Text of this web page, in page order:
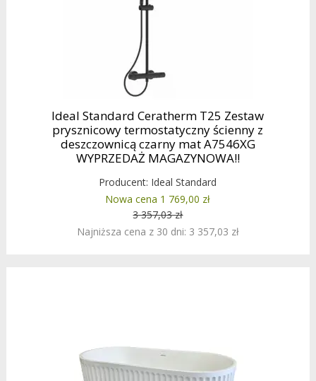
Ideal Standard Ceratherm T25 Zestaw
prysznicowy termostatyczny ścienny z
deszczownicą czarny mat A7546XG
WYPRZEDAŻ MAGAZYNOWA!!
Producent: Ideal Standard
Nowa cena 1 769,00 zł
3 357,03 zł
Najniższa cena z 30 dni: 3 357,03 zł